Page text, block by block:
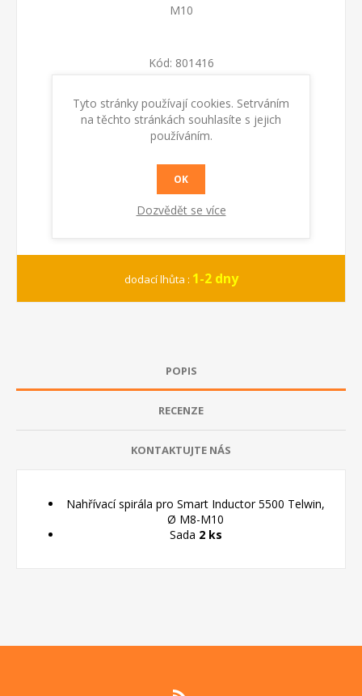
M10
Kód: 801416
KOUPIT
dodací lhůta : 1-2 dny
POPIS
RECENZE
KONTAKTUJTE NÁS
Nahřívací spirála pro Smart Inductor 5500 Telwin,
Ø M8-M10
Sada 2 ks
Tyto stránky používají cookies. Setrváním
na těchto stránkách souhlasíte s jejich
používáním.
OK
Dozvědět se více